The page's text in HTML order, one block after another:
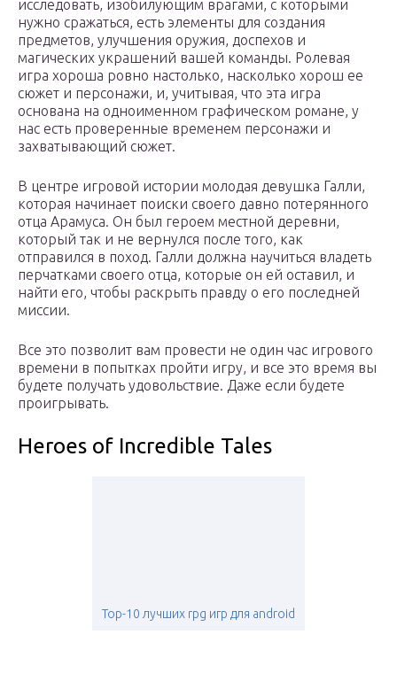
исследовать, изобилующим врагами, с которыми
нужно сражаться, есть элементы для создания
предметов, улучшения оружия, доспехов и
магических украшений вашей команды. Ролевая
игра хороша ровно настолько, насколько хорош ее
сюжет и персонажи, и, учитывая, что эта игра
основана на одноименном графическом романе, у
нас есть проверенные временем персонажи и
захватывающий сюжет.
В центре игровой истории молодая девушка Галли,
которая начинает поиски своего давно потерянного
отца Арамуса. Он был героем местной деревни,
который так и не вернулся после того, как
отправился в поход. Галли должна научиться владеть
перчатками своего отца, которые он ей оставил, и
найти его, чтобы раскрыть правду о его последней
миссии.
Все это позволит вам провести не один час игрового
времени в попытках пройти игру, и все это время вы
будете получать удовольствие. Даже если будете
проигрывать.
Heroes of Incredible Tales
Top-10 лучших rpg игр для android